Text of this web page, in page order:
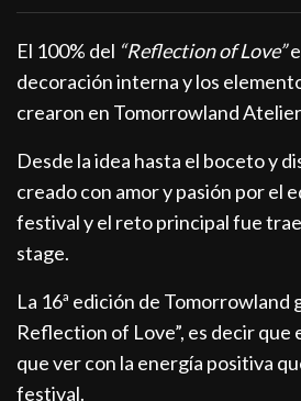
El 100% del “Reflection of Love”
decoración interna y los
crearon en Tomorrowland
Desde la idea hasta el boceto y
creado con amor y pasión por el
festival y el reto principal fue
stage.
La 16ª edición de Tomorrowland
Reflection of Love”, es decir
que ver con la energía positiva
festival.